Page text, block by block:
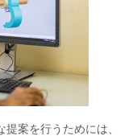
案を行うためには、